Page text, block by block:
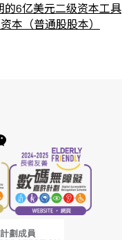
的6亿美元二级资本工具
本（普通股股本）